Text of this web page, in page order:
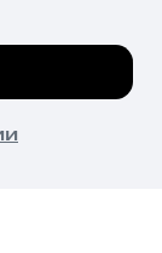
вред здоровью,